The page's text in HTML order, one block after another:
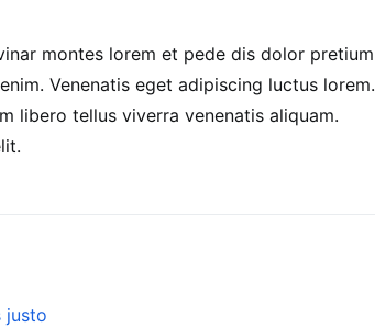
montes lorem et pede dis dolor pretium
Venenatis eget adipiscing luctus lorem.
libero tellus viverra venenatis aliquam.
justo